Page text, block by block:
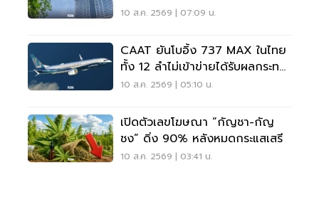
1.3 หมื่นล้าน
10 ส.ค. 2569 | 07:09 น.
CAAT ยันโบอิ้ง 737 MAX ในไทย
ทั้ง 12 ลำไม่เข้าข่ายได้รับผลกระทบ
จากคำสั่ง FAA
10 ส.ค. 2569 | 05:10 น.
เปิดตัวเลขโฆษณา “กัญชา-กัญ
ชง” ดิ่ง 90% หลังหมดกระแสเสรี
10 ส.ค. 2569 | 03:41 น.